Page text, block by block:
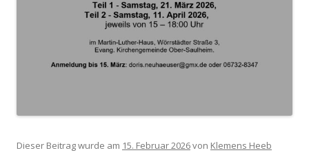
Dieser Beitrag wurde am 15. Februar 2026von Klemens Heeb